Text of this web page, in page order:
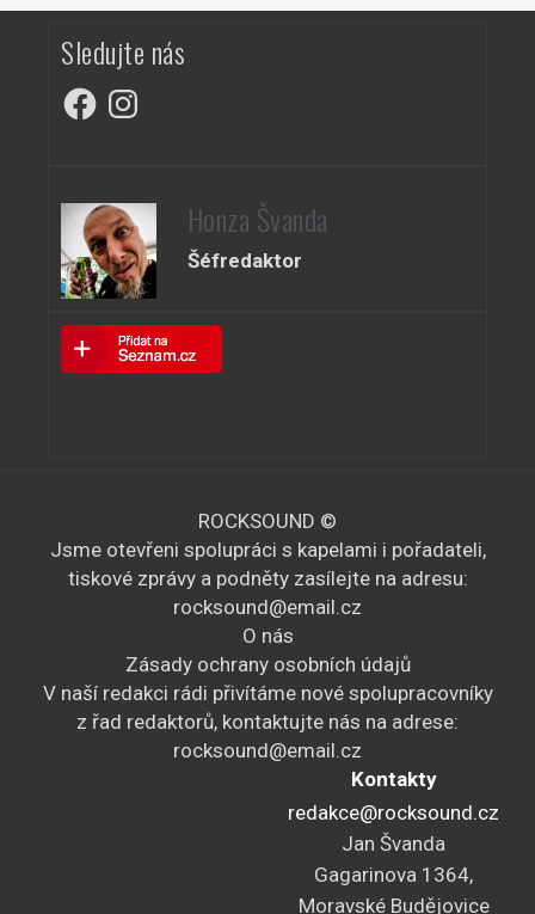
Sledujte nás
FacebookInstagram
Honza Švanda
Šéfredaktor
ROCKSOUND ©
Jsme otevřeni spolupráci s kapelami i pořadateli,
tiskové zprávy a podněty zasílejte na adresu:
rocksound@email.cz
O nás
Zásady ochrany osobních údajů
V naší redakci rádi přivítáme nové spolupracovníky
z řad redaktorů, kontaktujte nás na adrese:
rocksound@email.cz
Kontakty
redakce@rocksound.cz
Jan Švanda
Gagarinova 1364,
Moravské Budějovice